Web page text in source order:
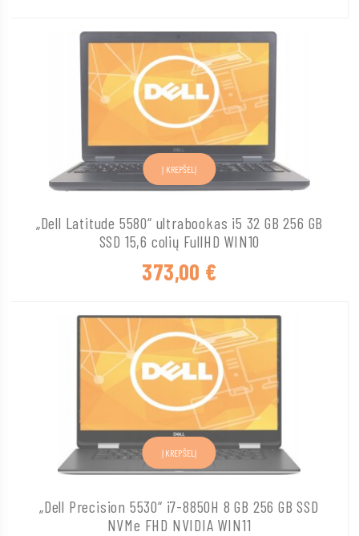
„Dell Latitude 5580“ ultrabookas i5 32 GB 256 GB
SSD 15,6 colių FullHD WIN10
373,00 €
Į KREPŠELĮ
„Dell Precision 5530“ i7-8850H 8 GB 256 GB SSD
NVMe FHD NVIDIA WIN11
Į KREPŠELĮ